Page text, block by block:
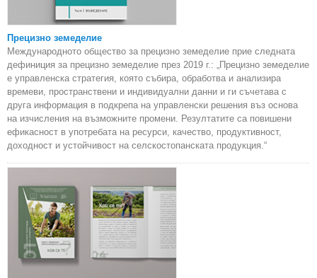
Прецизно земеделие
Международното общество за прецизно земеделие прие следната
дефиниция за прецизно земеделие през 2019 г.: „Прецизно земеделие
е управленска стратегия, която събира, обработва и анализира
времеви, пространствени и индивидуални данни и ги съчетава с
друга информация в подкрепа на управленски решения въз основа
на изчисления на възможните промени. Резултатите са повишени
ефикасност в употребата на ресурси, качество, продуктивност,
доходност и устойчивост на селскостопанската продукция.“